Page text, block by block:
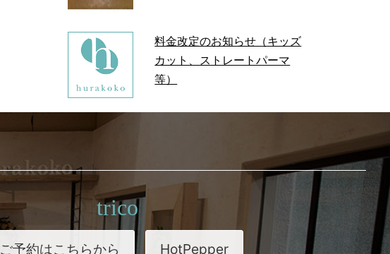
料金改定のお知らせ（キッズ
カット、ストレートパーマ
等）
trico
ご予約はこちらから HotPepper